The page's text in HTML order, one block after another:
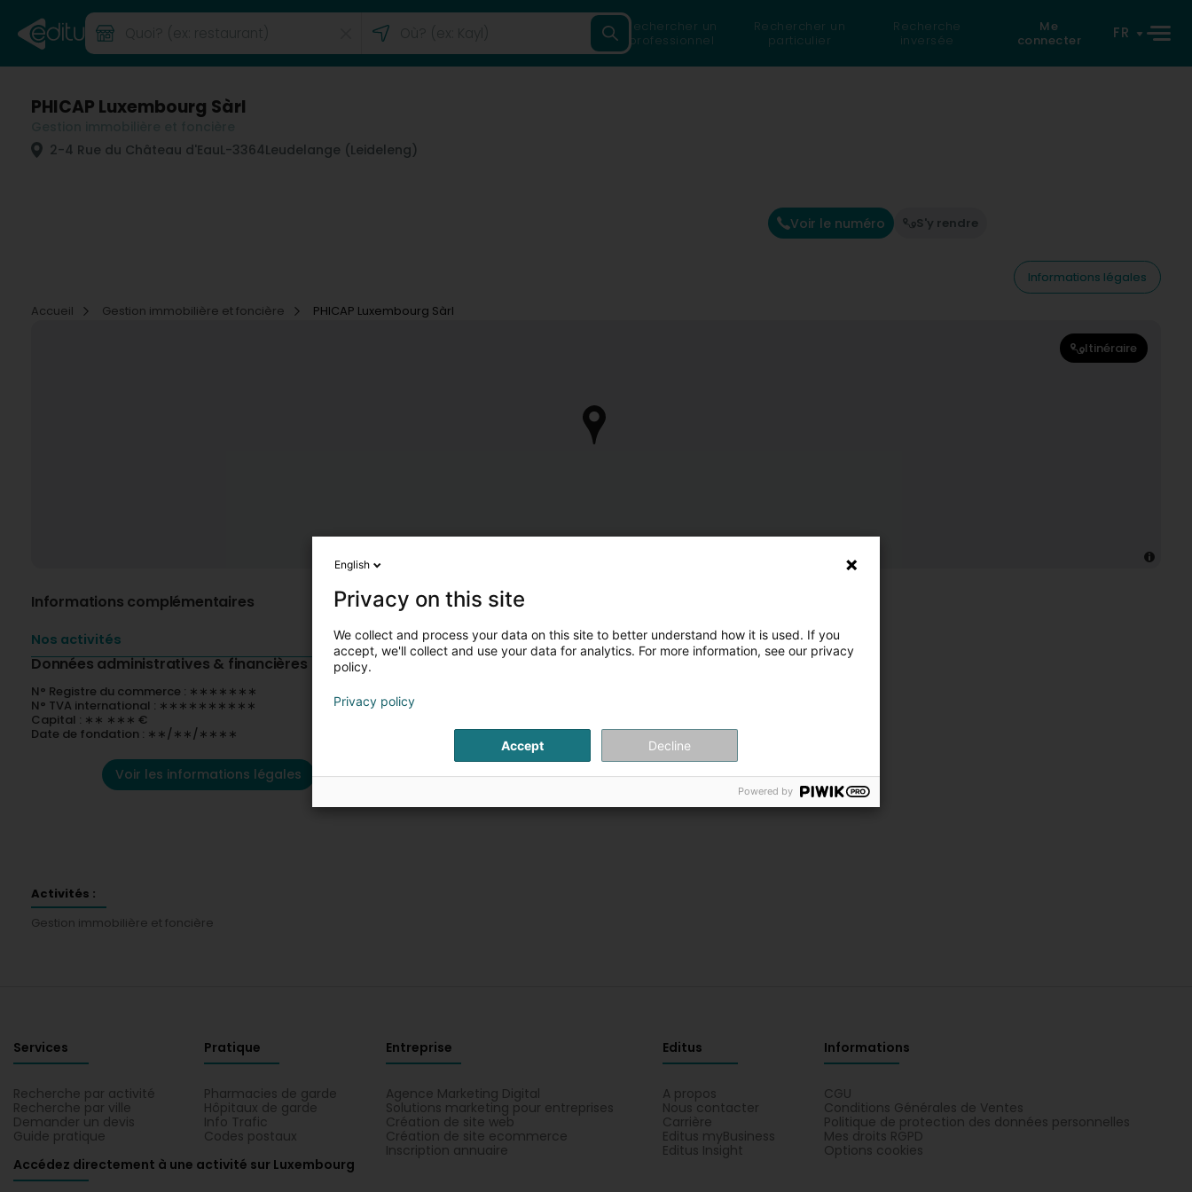
Rechercher un
professionnel
Rechercher un
particulier
Recherche
inversée
Me
connecter
FR
PHICAP Luxembourg Sàrl
2-4 Rue du Château d'EauL-3364Leudelange (Leideleng)
Voir le numéro S'y rendre
Informations légales
Accueil
Gestion immobilière et foncière PHICAP Luxembourg Sàrl
Itinéraire
Informations complémentaires
Nos activités
Données administratives & financières
N° Registre du commerce : ∗∗∗∗∗∗∗
N° TVA international : ∗∗∗∗∗∗∗∗∗∗
Capital : ∗∗ ∗∗∗ €
Date de fondation : ∗∗/∗∗/∗∗∗∗
Voir les informations légales
Activités :
Gestion immobilière et foncière
Services
Recherche par activité
Recherche par ville
Demander un devis
Guide pratique
Pratique
Pharmacies de garde
Hôpitaux de garde
Info Trafic
Codes postaux
Entreprise
Agence Marketing Digital
Solutions marketing pour entreprises
Création de site web
Création de site ecommerce
Inscription annuaire
Editus
A propos
Nous contacter
Carrière
Editus myBusiness
Editus Insight
Informations
CGU
Conditions Générales de Ventes
Politique de protection des données personnelles
Mes droits RGPD
Options cookies
Accédez directement à une activité sur Luxembourg
English
Privacy on this site
We collect and process your data on this site to better understand how it is used. If you
accept, we'll collect and use your data for analytics. For more information, see our privacy
policy.
Privacy policy
Accept Decline
Powered by